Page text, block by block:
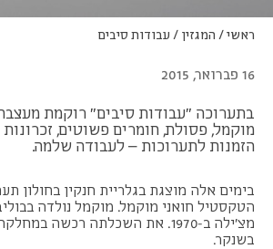
ראשי/ המגזין / עבודות סיבים
16 פברואר, 2015
בתערוכה "עבודות סיבים" רוקמת
מוקמל, פסולת, חומרים פשוטים,
הזמנות לתערוכות – לעבודה שלמה.
בימים אלה מוצגת בגלריית חנקין בחולון
הטקסטיל חואני מוקמל. מוקמל נולדה
מצ'ילה ב-1970. את השכלתה רכשה
בשנקר.